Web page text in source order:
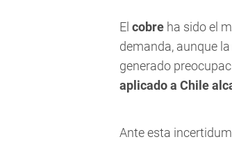
El cobre ha sido el
demanda, aunque
generado
aplicado a Chile
Ante esta